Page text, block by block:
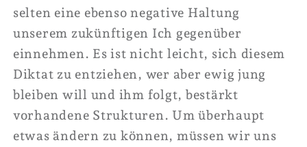
selten eine ebenso negative Haltung
unserem zukünftigen Ich gegenüber
einnehmen. Es ist nicht leicht, sich diesem
Diktat zu entziehen, wer aber ewig jung
bleiben will und ihm folgt, bestärkt
vorhandene Strukturen. Um überhaupt
etwas ändern zu können, müssen wir uns